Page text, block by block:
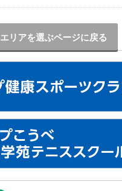
エリアを選ぶページに戻る